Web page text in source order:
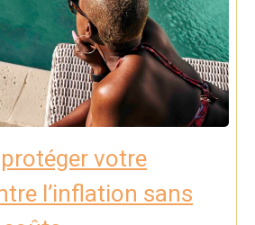
votre
l’inflation sans